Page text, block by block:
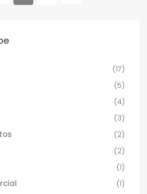
(17)
(5)
(4)
(3)
(2)
(2)
(1)
(1)